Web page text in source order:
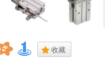
. 收藏